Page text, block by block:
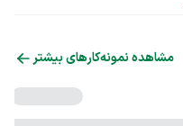
مشاهده نمونه‌کارهای بیشتر